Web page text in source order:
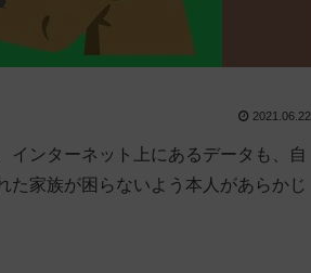
2021.06.22
インターネット上にあるデータも、自
た家族が困らないよう本人があらかじ